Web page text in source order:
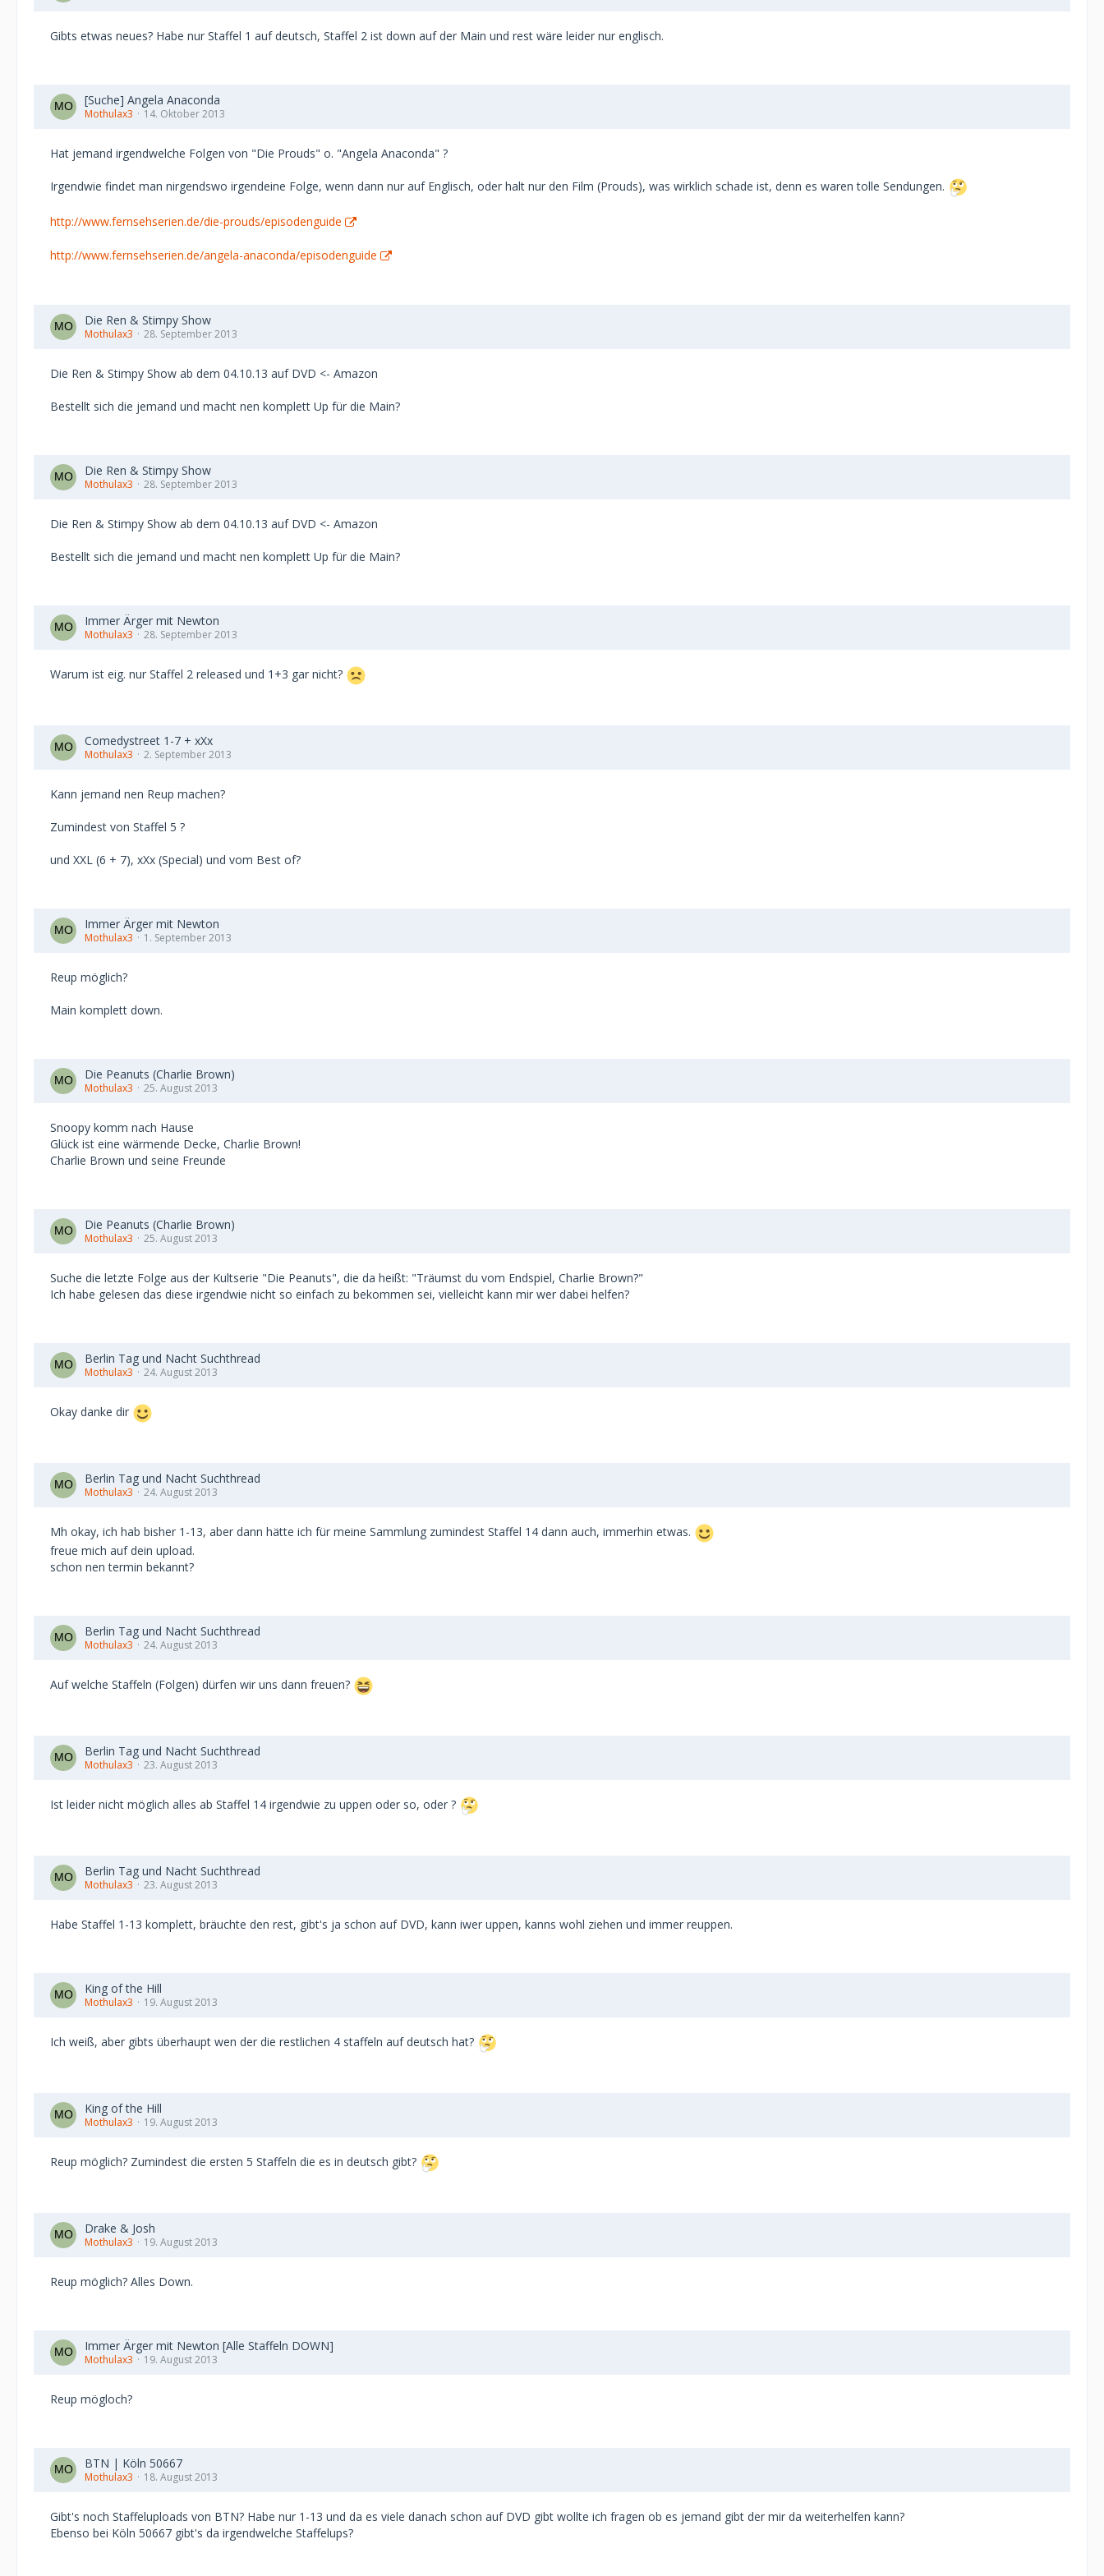
Gibts etwas neues? Habe nur Staffel 1 auf deutsch, Staffel 2 ist down auf der Main und rest wäre leider nur englisch.
[Suche] Angela Anaconda
Mothulax3 14. Oktober 2013
Hat jemand irgendwelche Folgen von "Die Prouds" o. "Angela Anaconda" ?
Irgendwie findet man nirgendswo irgendeine Folge, wenn dann nur auf Englisch, oder halt nur den Film (Prouds), was wirklich schade ist, denn es waren tolle Sendungen.
http://www.fernsehserien.de/die-prouds/episodenguide
http://www.fernsehserien.de/angela-anaconda/episodenguide
Die Ren & Stimpy Show
Mothulax3 28. September 2013
Die Ren & Stimpy Show ab dem 04.10.13 auf DVD <- Amazon
Bestellt sich die jemand und macht nen komplett Up für die Main?
Die Ren & Stimpy Show
Mothulax3 28. September 2013
Die Ren & Stimpy Show ab dem 04.10.13 auf DVD <- Amazon
Bestellt sich die jemand und macht nen komplett Up für die Main?
Immer Ärger mit Newton
Mothulax3 28. September 2013
Warum ist eig. nur Staffel 2 released und 1+3 gar nicht?
Comedystreet 1-7 + xXx
Mothulax3 2. September 2013
Kann jemand nen Reup machen?
Zumindest von Staffel 5 ?
und XXL (6 + 7), xXx (Special) und vom Best of?
Immer Ärger mit Newton
Mothulax3 1. September 2013
Reup möglich?
Main komplett down.
Die Peanuts (Charlie Brown)
Mothulax3 25. August 2013
Snoopy komm nach Hause
Glück ist eine wärmende Decke, Charlie Brown!
Charlie Brown und seine Freunde
Die Peanuts (Charlie Brown)
Mothulax3 25. August 2013
Suche die letzte Folge aus der Kultserie "Die Peanuts", die da heißt: "Träumst du vom Endspiel, Charlie Brown?"
Ich habe gelesen das diese irgendwie nicht so einfach zu bekommen sei, vielleicht kann mir wer dabei helfen?
Berlin Tag und Nacht Suchthread
Mothulax3 24. August 2013
Okay danke dir
Berlin Tag und Nacht Suchthread
Mothulax3 24. August 2013
Mh okay, ich hab bisher 1-13, aber dann hätte ich für meine Sammlung zumindest Staffel 14 dann auch, immerhin etwas.
freue mich auf dein upload.
schon nen termin bekannt?
Berlin Tag und Nacht Suchthread
Mothulax3 24. August 2013
Auf welche Staffeln (Folgen) dürfen wir uns dann freuen?
Berlin Tag und Nacht Suchthread
Mothulax3 23. August 2013
Ist leider nicht möglich alles ab Staffel 14 irgendwie zu uppen oder so, oder ?
Berlin Tag und Nacht Suchthread
Mothulax3 23. August 2013
Habe Staffel 1-13 komplett, bräuchte den rest, gibt's ja schon auf DVD, kann iwer uppen, kanns wohl ziehen und immer reuppen.
King of the Hill
Mothulax3 19. August 2013
Ich weiß, aber gibts überhaupt wen der die restlichen 4 staffeln auf deutsch hat?
King of the Hill
Mothulax3 19. August 2013
Reup möglich? Zumindest die ersten 5 Staffeln die es in deutsch gibt?
Drake & Josh
Mothulax3 19. August 2013
Reup möglich? Alles Down.
Immer Ärger mit Newton [Alle Staffeln DOWN]
Mothulax3 19. August 2013
Reup mögloch?
BTN | Köln 50667
Mothulax3 18. August 2013
Gibt's noch Staffeluploads von BTN? Habe nur 1-13 und da es viele danach schon auf DVD gibt wollte ich fragen ob es jemand gibt der mir da weiterhelfen kann?
Ebenso bei Köln 50667 gibt's da irgendwelche Staffelups?